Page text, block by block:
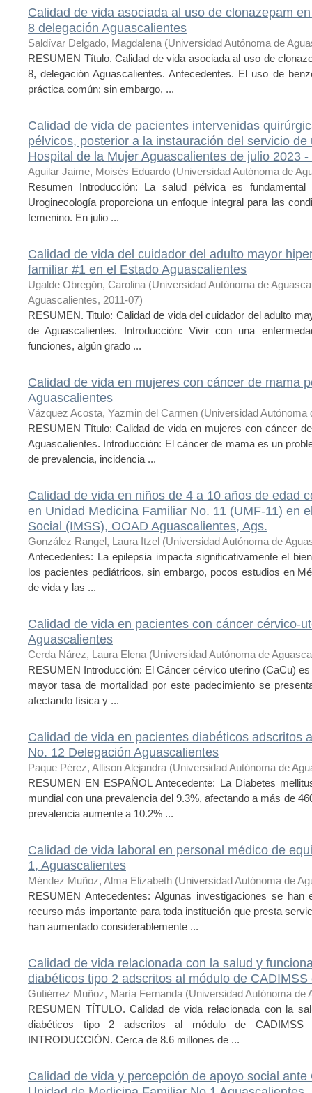
Calidad de vida asociada al uso de clonazepam
8 delegación Aguascalientes
Saldívar Delgado, Magdalena (Universidad Autónoma de
RESUMEN Título. Calidad de vida asociada al uso de
8, delegación Aguascalientes. Antecedentes. El uso de
práctica común; sin embargo, ...
Calidad de vida de pacientes intervenidas
pélvicos, posterior a la instauración del servicio
Hospital de la Mujer Aguascalientes de julio 2023
Aguilar Jaime, Moisés Eduardo (Universidad Autónoma de
Resumen Introducción: La salud pélvica es
Uroginecología proporciona un enfoque integral para las
femenino. En julio ...
Calidad de vida del cuidador del adulto mayor
familiar #1 en el Estado Aguascalientes
Ugalde Obregón, Carolina (Universidad Autónoma de
Aguascalientes, 2011-07)
RESUMEN. Titulo: Calidad de vida del cuidador del adulto
de Aguascalientes. Introducción: Vivir con una
funciones, algún grado ...
Calidad de vida en mujeres con cáncer de mama
Aguascalientes
Vázquez Acosta, Yazmin del Carmen (Universidad Autónoma
RESUMEN Título: Calidad de vida en mujeres con cáncer
Aguascalientes. Introducción: El cáncer de mama es un
de prevalencia, incidencia ...
Calidad de vida en niños de 4 a 10 años de edad
en Unidad Medicina Familiar No. 11 (UMF-11) en
Social (IMSS), OOAD Aguascalientes, Ags.
González Rangel, Laura Itzel (Universidad Autónoma de
Antecedentes: La epilepsia impacta significativamente el
los pacientes pediátricos, sin embargo, pocos estudios en
de vida y las ...
Calidad de vida en pacientes con cáncer cérvico-
Aguascalientes
Cerda Nárez, Laura Elena (Universidad Autónoma de
RESUMEN Introducción: El Cáncer cérvico uterino (CaCu)
mayor tasa de mortalidad por este padecimiento se
afectando física y ...
Calidad de vida en pacientes diabéticos adscritos
No. 12 Delegación Aguascalientes
Paque Pérez, Allison Alejandra (Universidad Autónoma de
RESUMEN EN ESPAÑOL Antecedente: La Diabetes
mundial con una prevalencia del 9.3%, afectando a más de
prevalencia aumente a 10.2% ...
Calidad de vida laboral en personal médico de
1, Aguascalientes
Méndez Muñoz, Alma Elizabeth (Universidad Autónoma de
RESUMEN Antecedentes: Algunas investigaciones se
recurso más importante para toda institución que presta
han aumentado considerablemente ...
Calidad de vida relacionada con la salud y
diabéticos tipo 2 adscritos al módulo de
Gutiérrez Muñoz, María Fernanda (Universidad Autónoma de
RESUMEN TÍTULO. Calidad de vida relacionada con la
diabéticos tipo 2 adscritos al módulo de
INTRODUCCIÓN. Cerca de 8.6 millones de ...
Calidad de vida y percepción de apoyo social